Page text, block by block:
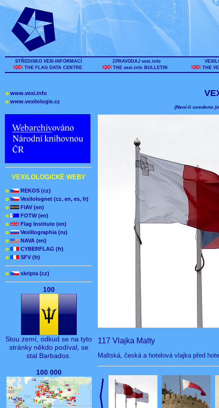
STŘEDISKO VEXI-INFORMACÍ
THE FLAG DATA CENTRE
ZPRAVODAJ vexi.info
THE vexi.info BULLETIN
THE
o www.vexi.info
o www.vexilologie.cz
VEXILOLOGICKÉ WEBY
o
REKOS (cz)
o
Vexilolognet (cz, en, es, fr)
o
FIAV (en)
o
FOTW (en)
o
Flag Institute (en)
o
Vexillographia (ru)
o
NAVA (en)
o
CYBERFLAG (fr)
o
SFV (fr)
o skripta (cz)
100
Stou zemí, odkud se na tyto
stránky někdo podíval, se
stal Barbados.
100 000
(Není-li uvedeno
117 Vlajka Malty
Maltská, česká a hotelová vlajka před